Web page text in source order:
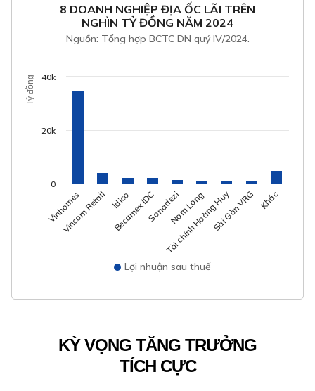
Tỷ đồng
8 DOANH NGHIỆP ĐỊA ỐC LÃI TRÊN
NGHÌN TỶ ĐỒNG NĂM 2024
Nguồn: Tổng hợp BCTC DN quý IV/2024.
Lợi nhuận sau thuế
Vinhomes
Vincom Retail Idico
Becamex IDCSonadeziNam Long
Tài chính Hoàng HuySài Gòn VRG Khác
0
20k
40k
KỲ VỌNG TĂNG TRƯỞNG
TÍCH CỰC